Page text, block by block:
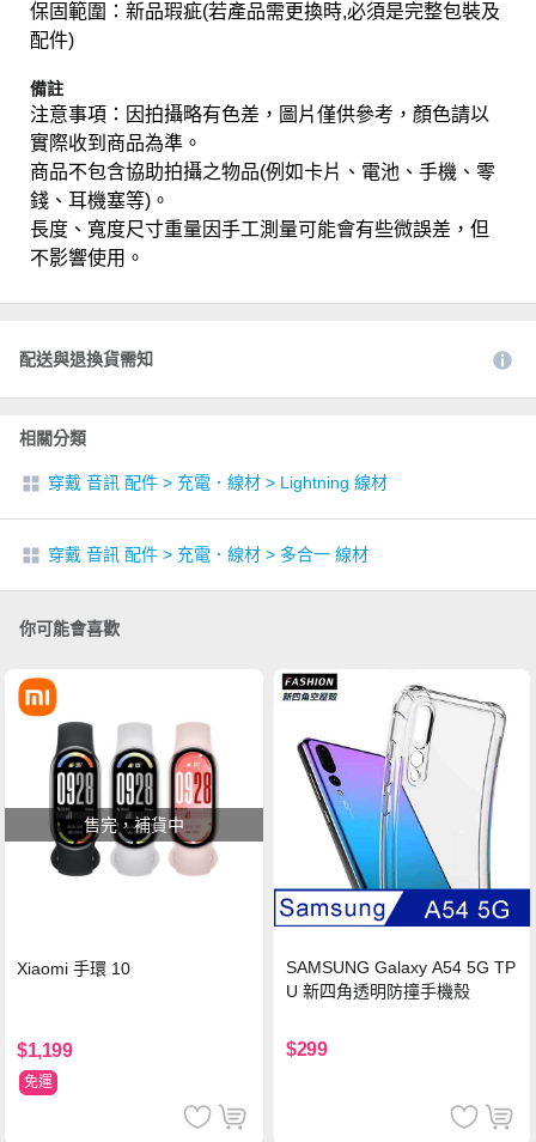
保固範圍：新品瑕疵(若產品需更換時,必須是完整包裝及
配件)
備註
注意事項：因拍攝略有色差，圖片僅供參考，顏色請以
實際收到商品為準。
商品不包含協助拍攝之物品(例如卡片、電池、手機、零
錢、耳機塞等)。
長度、寬度尺寸重量因手工測量可能會有些微誤差，但
不影響使用。
配送與退換貨需知
相關分類
穿戴 音訊 配件 > 充電．線材 > Lightning 線材
穿戴 音訊 配件 > 充電．線材 > 多合一 線材
你可能會喜歡
售完，補貨中
Xiaomi 手環 10
$1,199
免運
SAMSUNG Galaxy A54 5G TP
U 新四角透明防撞手機殼
$299